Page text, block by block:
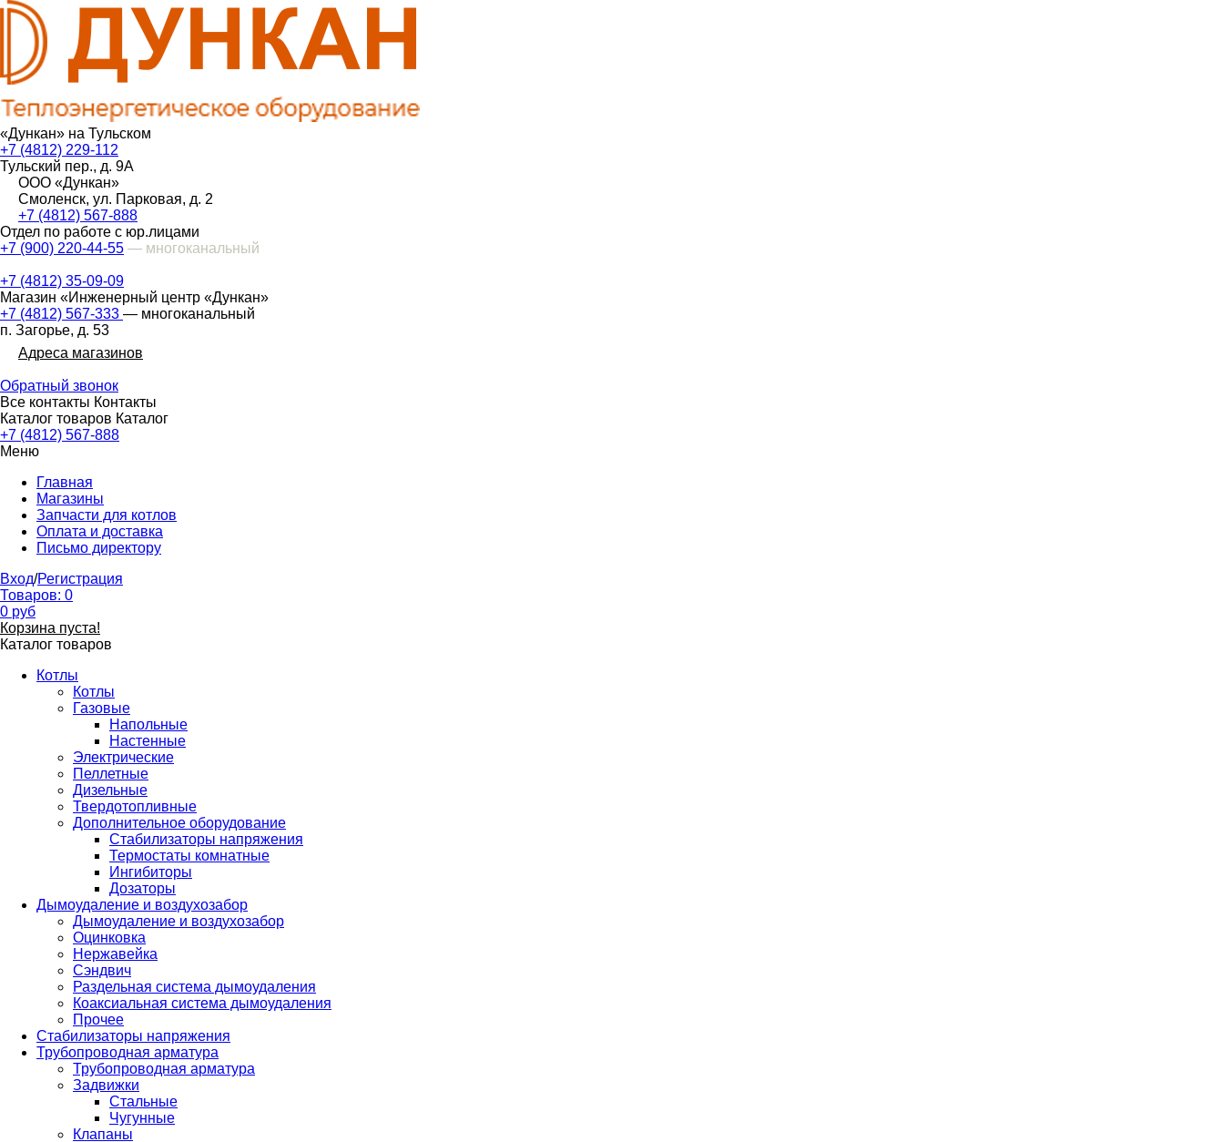
«Дункан» на Тульском
+7 (4812) 229-112
Тульский пер., д. 9А
ООО «Дункан»
Смоленск, ул. Парковая, д. 2
+7 (4812) 567-888
Отдел по работе с юр.лицами
+7 (900) 220-44-55 — многоканальный
+7 (4812) 35-09-09
Магазин «Инженерный центр «Дункан»
+7 (4812) 567-333 — многоканальный
п. Загорье, д. 53
Адреса магазинов
Обратный звонок
Все контакты Контакты
Каталог товаров Каталог
+7 (4812) 567-888
Меню
Главная
Магазины
Запчасти для котлов
Оплата и доставка
Письмо директору
Вход/Регистрация
Товаров: 0
0 руб
Корзина пуста!
Каталог товаров
Котлы
Котлы
Газовые
Напольные
Настенные
Электрические
Пеллетные
Дизельные
Твердотопливные
Дополнительное оборудование
Стабилизаторы напряжения
Термостаты комнатные
Ингибиторы
Дозаторы
Дымоудаление и воздухозабор
Дымоудаление и воздухозабор
Оцинковка
Нержавейка
Сэндвич
Раздельная система дымоудаления
Коаксиальная система дымоудаления
Прочее
Стабилизаторы напряжения
Трубопроводная арматура
Трубопроводная арматура
Задвижки
Стальные
Чугунные
Клапаны